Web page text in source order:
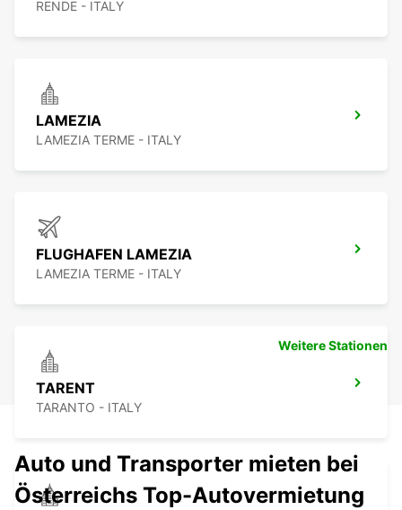
RENDE - ITALY
LAMEZIA
LAMEZIA TERME - ITALY
FLUGHAFEN LAMEZIA
LAMEZIA TERME - ITALY
TARENT
TARANTO - ITALY
Weitere Stationen
Auto und Transporter mieten bei
Österreichs Top-Autovermietung